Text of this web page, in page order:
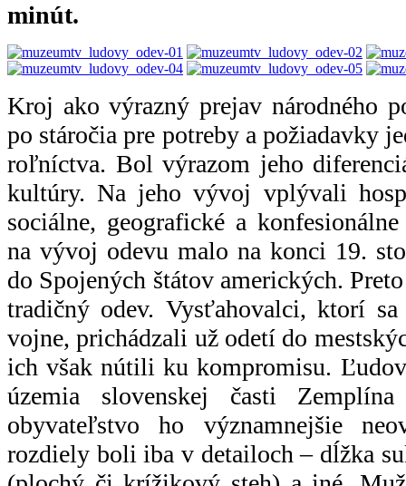
minút.
Kroj ako výrazný prejav národného
po stáročia pre potreby a požiadavky
roľníctva. Bol výrazom jeho
kultúry. Na jeho vývoj vplývali
sociálne, geografické a
na vývoj odevu malo na konci 19.
do Spojených štátov amerických.
tradičný odev. Vysťahovalci, ktorí
vojne, prichádzali už odetí do
ich však nútili ku kompromisu.
územia slovenskej časti
obyvateľstvo ho významnejšie
rozdiely boli iba v detailoch – dĺžka